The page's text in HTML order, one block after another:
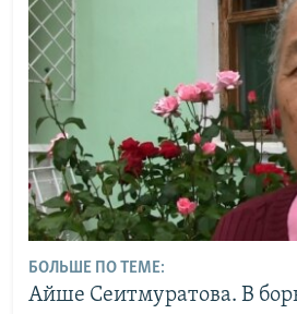
БОЛЬШЕ ПО ТЕМЕ:
Айше Сеитмуратова. В